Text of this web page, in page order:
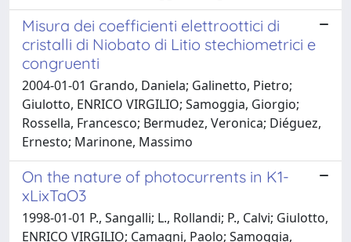
Misura dei coefficienti elettroottici di
cristalli di Niobato di Litio stechiometrici e
congruenti
2004-01-01 Grando, Daniela; Galinetto, Pietro;
Giulotto, ENRICO VIRGILIO; Samoggia, Giorgio;
Rossella, Francesco; Bermudez, Veronica; Diéguez,
Ernesto; Marinone, Massimo
On the nature of photocurrents in K1-
xLixTaO3
1998-01-01 P., Sangalli; L., Rollandi; P., Calvi; Giulotto,
ENRICO VIRGILIO; Camagni, Paolo; Samoggia,